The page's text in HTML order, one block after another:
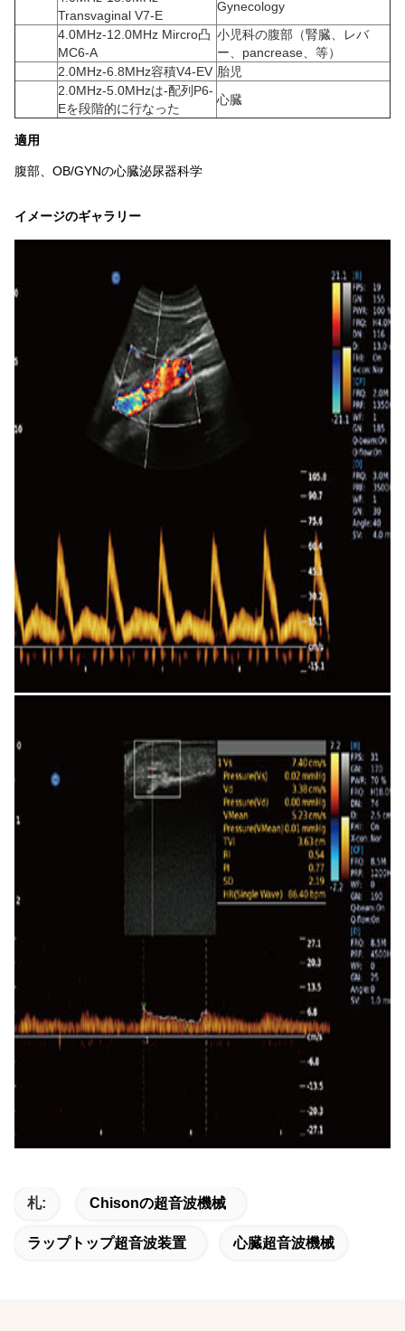
Transvaginal V7-E
Gynecology
4.0MHz-12.0MHz Mircro凸
MC6-A
小児科の腹部（腎臓、レバ
ー、pancrease、等）
2.0MHz-6.8MHz容積V4-EV 胎児
2.0MHz-5.0MHzは-配列P6-
Eを段階的に行なった
心臓
適用
腹部、OB/GYNの心臓泌尿器科学
イメージのギャラリー
札: Chisonの超音波機械
ラップトップ超音波装置 心臓超音波機械